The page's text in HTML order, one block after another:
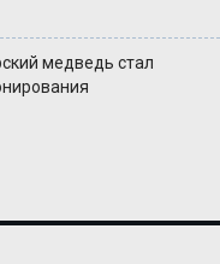
медведь стал